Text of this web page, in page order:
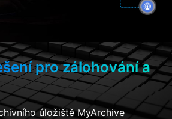
pro zálohování a
úložiště MyArchive